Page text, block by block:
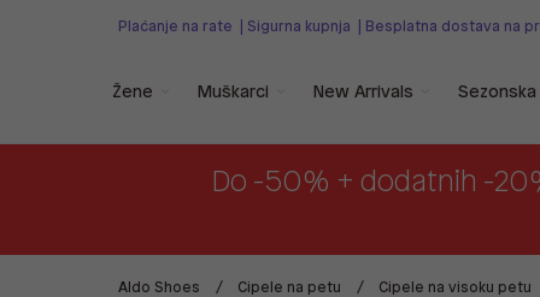
Plaćanje na rate Sigurna kupnja Besplatna dostava na
Žene Muškarci New Arrivals
Do -50% + dodatnih -
Aldo Shoes Cipele na petu Cipele na visoku petu